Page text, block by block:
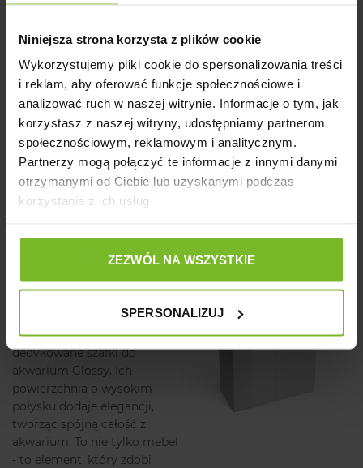
Niniejsza strona korzysta z plików cookie
Wykorzystujemy pliki cookie do spersonalizowania treści
i reklam, aby oferować funkcje społecznościowe i
analizować ruch w naszej witrynie. Informacje o tym, jak
korzystasz z naszej witryny, udostępniamy partnerom
społecznościowym, reklamowym i analitycznym.
Partnerzy mogą połączyć te informacje z innymi danymi
otrzymanymi od Ciebie lub uzyskanymi podczas
korzystania z ich usług.
ZEZWÓL NA WSZYSTKIE
SPERSONALIZUJ
Akwarium wykonane w technologii Safe Tank docenią z
pewnością rodzice małych dzieci. Dzięki innowacyjnej
technologii, akwarium będzie nie tylko atrakcyjnym
elementem wystroju wnętrza, ale także bezpiecznym
miejscem, w którym dzieci będą mogły odkrywać
Dedykowane szafki
Dopełnieniem zestawu są
dedykowane szafki do
akwarium Glossy. Ich
powierzchnia o wysokim
połysku dodaje elegancji,
tworząc spójną całość z
akwarium. To nie tylko mebel
- to element, który zdobi